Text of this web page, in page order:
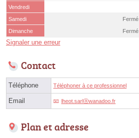
Vendredi
Samedi
Fermé
Dimanche
Fermé
Signaler une erreur
Contact
Téléphone Téléphoner à ce professionnel
Email lheot.sarlⓐwanadoo.fr
Plan et adresse